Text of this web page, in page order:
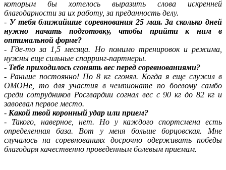
которым бы хотелось выразить слова искренней
благодарности за их работу, за преданность делу.
- У тебя ближайшие соревнования 25 мая. За сколько дней
нужно начать подготовку, чтобы прийти к ним в
оптимальной форме?
- Где-то за 1,5 месяца. Но помимо тренировок и режима,
нужны еще сильные спарринг-партнеры.
- Тебе приходилось сгонять вес перед соревнованиями?
- Раньше постоянно! По 8 кг сгонял. Когда я еще служил в
ОМОНе, то для участия в чемпионате по боевому самбо
среди сотрудников Росгвардии согнал вес с 90 кг до 82 кг и
завоевал первое место.
- Какой твой коронный удар или прием?
- Такого, наверное, нет. Но у каждого спортсмена есть
определенная база. Вот у меня больше борцовская. Мне
случалось на соревнованиях досрочно одерживать победы
благодаря качественно проведенным болевым приемам.